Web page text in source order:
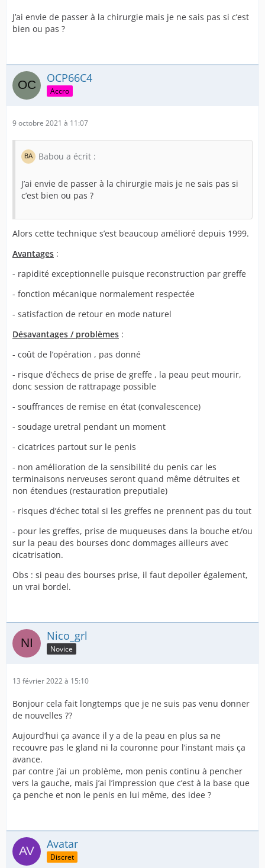
J’ai envie de passer à la chirurgie mais je ne sais pas si c’est
bien ou pas ?
OCP66C4
Accro
9 octobre 2021 à 11:07
Babou a écrit :
J’ai envie de passer à la chirurgie mais je ne sais pas si
c’est bien ou pas ?
Alors cette technique s’est beaucoup amélioré depuis 1999.
Avantages :
- rapidité exceptionnelle puisque reconstruction par greffe
- fonction mécanique normalement respectée
- satisfaction de retour en mode naturel
Désavantages / problèmes :
- coût de l’opération , pas donné
- risque d’échecs de prise de greffe , la peau peut mourir,
donc session de rattrapage possible
- souffrances de remise en état (convalescence)
- soudage uretral pendant un moment
- cicatrices partout sur le penis
- non amélioration de la sensibilité du penis car les
terminaisons nerveuses seront quand même détruites et
non étendues (restauration preputiale)
- risques d’échec total si les greffes ne prennent pas du tout
- pour les greffes, prise de muqueuses dans la bouche et/ou
sur la peau des bourses donc dommages ailleurs avec
cicatrisation.
Obs : si peau des bourses prise, il faut depoiler également,
un vrai bordel.
Nico_grl
Novice
13 février 2022 à 15:10
Bonjour cela fait longtemps que je ne suis pas venu donner
de nouvelles ??
Aujourd’hui ça avance il y a de la peau en plus sa ne
recouvre pas le gland ni la couronne pour l’instant mais ça
avance.
par contre j’ai un problème, mon penis continu à pencher
vers la gauche, mais j’ai l’impression que c’est à la base que
ça penche et non le penis en lui même, des idee ?
Avatar
Discret